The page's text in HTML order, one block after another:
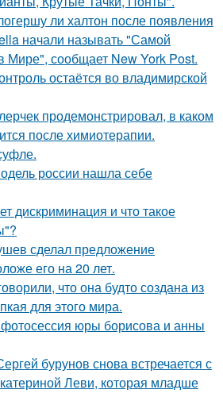
ли халтон после появления
начали называть "Самой
Мире", сообщает New York Post.
остаётся во владимирской
продемонстрировал, в каком
после химиотерапии.
россии нашла себе
дискриминация и что такое
сделал предложение
его на 20 лет.
что она будто создана из
для этого мира.
юры борисова и анны
бурунов снова встречается с
Леви, которая младше